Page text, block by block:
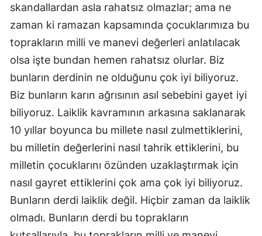
skandallardan asla rahatsız olmazlar; ama ne
zaman ki ramazan kapsamında çocuklarımıza bu
toprakların milli ve manevi değerleri anlatılacak
olsa işte bundan hemen rahatsız olurlar. Biz
bunların derdinin ne olduğunu çok iyi biliyoruz.
Biz bunların karın ağrısının asıl sebebini gayet iyi
biliyoruz. Laiklik kavramının arkasına saklanarak
10 yıllar boyunca bu millete nasıl zulmettiklerini,
bu milletin değerlerini nasıl tahrik ettiklerini, bu
milletin çocuklarını özünden uzaklaştırmak için
nasıl gayret ettiklerini çok ama çok iyi biliyoruz.
Bunların derdi laiklik değil. Hiçbir zaman da laiklik
olmadı. Bunların derdi bu toprakların